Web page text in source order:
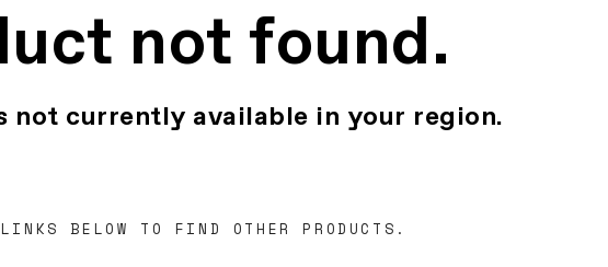
not found.
not currently available in your region.
BELOW TO FIND OTHER PRODUCTS.